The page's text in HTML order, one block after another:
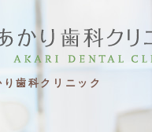
歯科クリニック